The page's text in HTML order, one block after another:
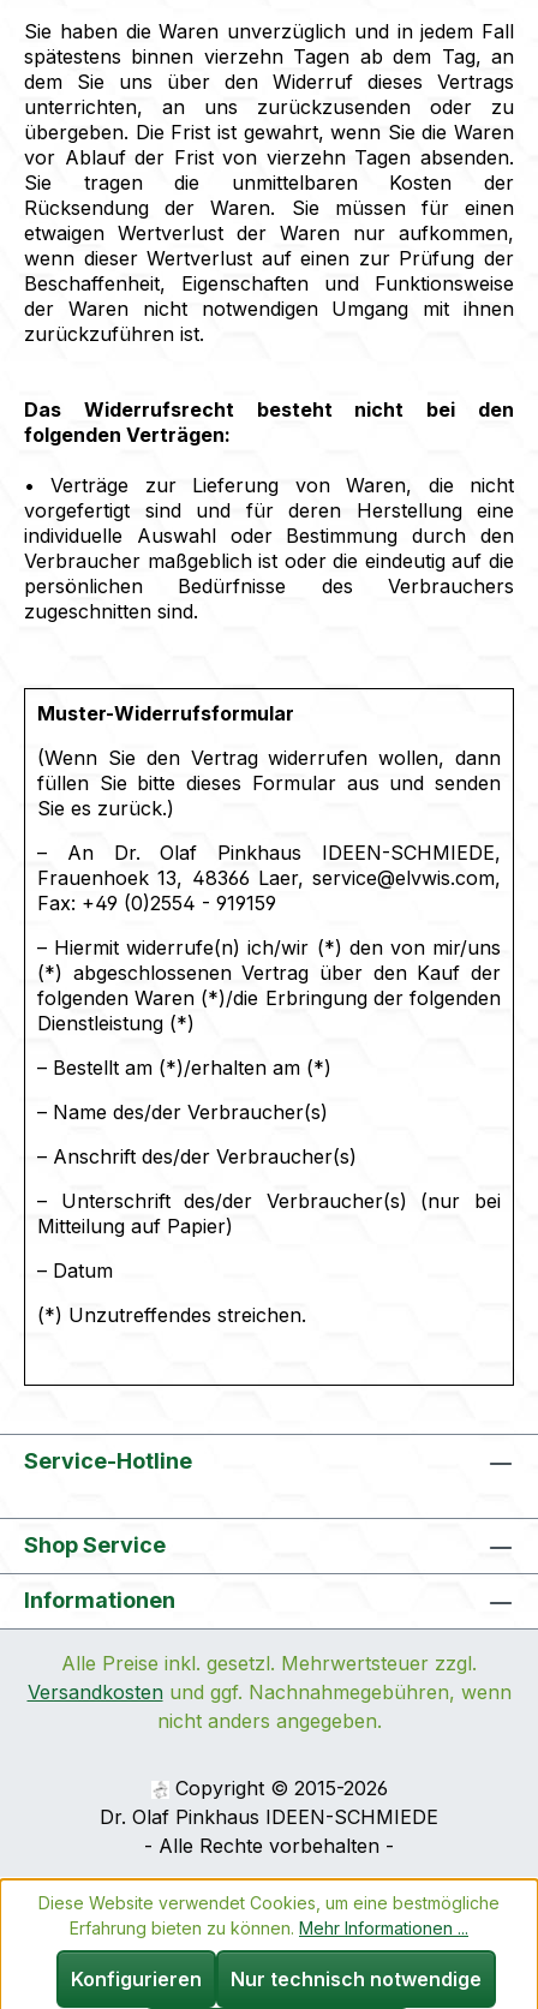
Sie haben die Waren unverzüglich und in jedem Fall
spätestens binnen vierzehn Tagen ab dem Tag, an
dem Sie uns über den Widerruf dieses Vertrags
unterrichten, an uns zurückzusenden oder zu
übergeben. Die Frist ist gewahrt, wenn Sie die Waren
vor Ablauf der Frist von vierzehn Tagen absenden.
Sie tragen die unmittelbaren Kosten der
Rücksendung der Waren. Sie müssen für einen
etwaigen Wertverlust der Waren nur aufkommen,
wenn dieser Wertverlust auf einen zur Prüfung der
Beschaffenheit, Eigenschaften und Funktionsweise
der Waren nicht notwendigen Umgang mit ihnen
zurückzuführen ist.
Das Widerrufsrecht besteht nicht bei den
folgenden Verträgen:
• Verträge zur Lieferung von Waren, die nicht
vorgefertigt sind und für deren Herstellung eine
individuelle Auswahl oder Bestimmung durch den
Verbraucher maßgeblich ist oder die eindeutig auf die
persönlichen Bedürfnisse des Verbrauchers
zugeschnitten sind.
Muster-Widerrufsformular
(Wenn Sie den Vertrag widerrufen wollen, dann
füllen Sie bitte dieses Formular aus und senden
Sie es zurück.)
– An Dr. Olaf Pinkhaus IDEEN-SCHMIEDE,
Frauenhoek 13, 48366 Laer, service@elvwis.com,
Fax: +49 (0)2554 - 919159
– Hiermit widerrufe(n) ich/wir (*) den von mir/uns
(*) abgeschlossenen Vertrag über den Kauf der
folgenden Waren (*)/die Erbringung der folgenden
Dienstleistung (*)
– Bestellt am (*)/erhalten am (*)
– Name des/der Verbraucher(s)
– Anschrift des/der Verbraucher(s)
– Unterschrift des/der Verbraucher(s) (nur bei
Mitteilung auf Papier)
– Datum
(*) Unzutreffendes streichen.
Service-Hotline
Shop Service
Informationen
Alle Preise inkl. gesetzl. Mehrwertsteuer zzgl.
Versandkostenund ggf. Nachnahmegebühren, wenn
nicht anders angegeben.
Copyright © 2015-2026
Dr. Olaf Pinkhaus IDEEN-SCHMIEDE
- Alle Rechte vorbehalten -
Diese Website verwendet Cookies, um eine bestmögliche
Erfahrung bieten zu können. Mehr Informationen ...
Nur technisch notwendige
Konfigurieren